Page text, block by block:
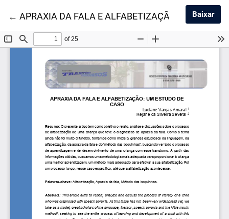
←Voltar aos Detalhes do Artigo
APRAXIA DA FALA E ALFABETIZAÇÃO Baixar